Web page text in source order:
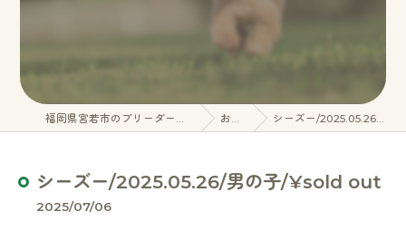
福岡県宮若市のブリーダーならドッグハウスRASA お知らせ シーズー/2025.05.26/男の子/¥sold out
シーズー/2025.05.26/男の子/¥sold out
2025/07/06